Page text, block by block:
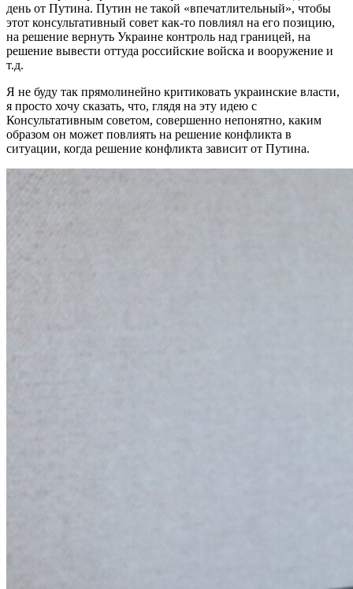
день от Путина. Путин не такой «впечатлительный», чтобы
этот консультативный совет как-то повлиял на его позицию,
на решение вернуть Украине контроль над границей, на
решение вывести оттуда российские войска и вооружение и
т.д.
Я не буду так прямолинейно критиковать украинские власти,
я просто хочу сказать, что, глядя на эту идею с
Консультативным советом, совершенно непонятно, каким
образом он может повлиять на решение конфликта в
ситуации, когда решение конфликта зависит от Путина.